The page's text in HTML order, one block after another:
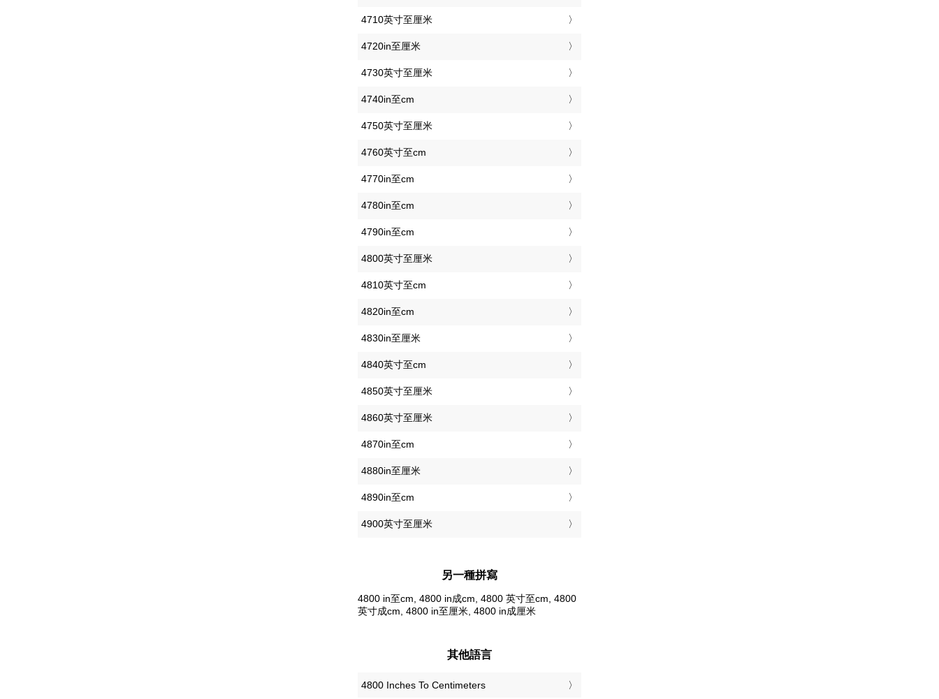
4710英寸至厘米
4720in至厘米
4730英寸至厘米
4740in至cm
4750英寸至厘米
4760英寸至cm
4770in至cm
4780in至cm
4790in至cm
4800英寸至厘米
4810英寸至cm
4820in至cm
4830in至厘米
4840英寸至cm
4850英寸至厘米
4860英寸至厘米
4870in至cm
4880in至厘米
4890in至cm
4900英寸至厘米
另一種拼寫
4800 in至cm, 4800 in成cm, 4800 英寸至cm, 4800
英寸成cm, 4800 in至厘米, 4800 in成厘米
其他語言
‎4800 Inches To Centimeters